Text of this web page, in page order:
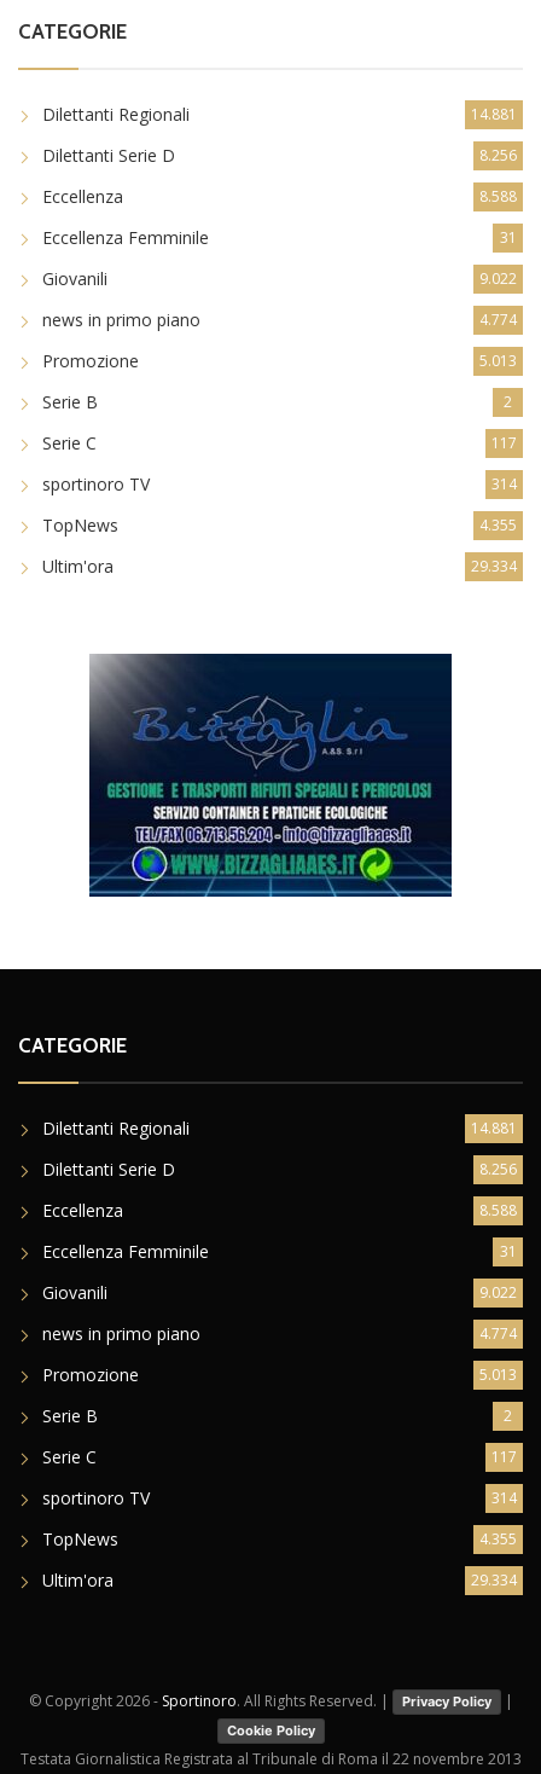
CATEGORIE
Dilettanti Regionali 14.881
Dilettanti Serie D 8.256
Eccellenza 8.588
Eccellenza Femminile 31
Giovanili 9.022
news in primo piano 4.774
Promozione 5.013
Serie B 2
Serie C 117
sportinoro TV 314
TopNews 4.355
Ultim'ora 29.334
CATEGORIE
Dilettanti Regionali 14.881
Dilettanti Serie D 8.256
Eccellenza 8.588
Eccellenza Femminile 31
Giovanili 9.022
news in primo piano 4.774
Promozione 5.013
Serie B 2
Serie C 117
sportinoro TV 314
TopNews 4.355
Ultim'ora 29.334
© Copyright2026 - Sportinoro. All Rights Reserved. | Privacy Policy |
Cookie Policy
Testata Giornalistica Registrata al Tribunale di Roma il 22 novembre 2013